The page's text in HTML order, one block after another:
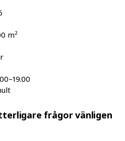
m²
frågor vänligen